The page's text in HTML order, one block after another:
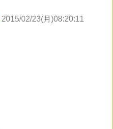
2015/02/23(月)08:20:11